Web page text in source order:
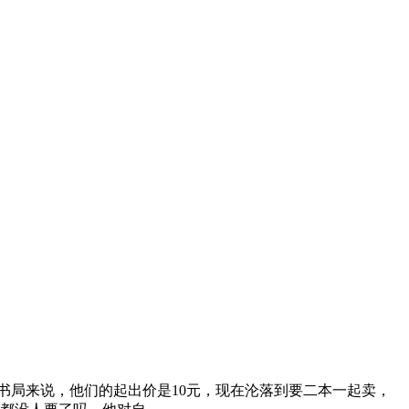
来说，他们的起出价是10元，现在沦落到要二本一起卖，